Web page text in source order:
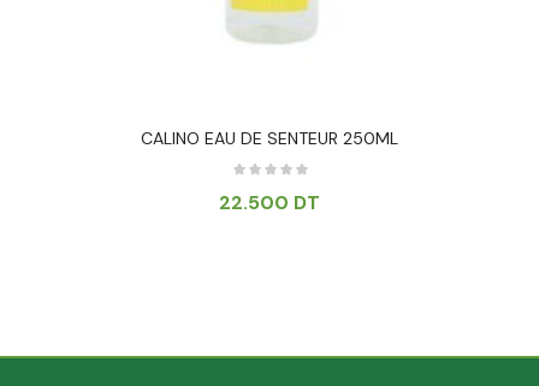
CALINO EAU DE SENTEUR 250ML
22.500 DT